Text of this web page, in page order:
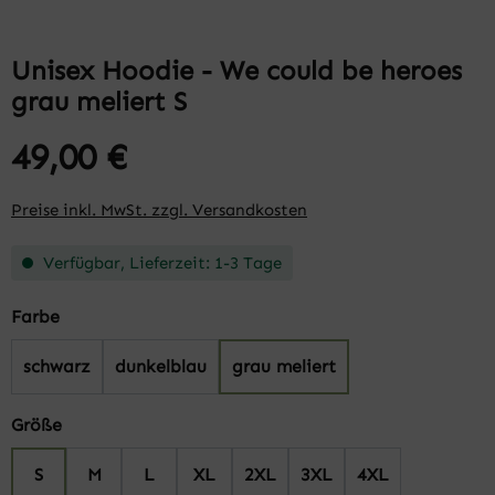
Unisex Hoodie - We could be heroes
grau meliert S
49,00 €
Preise inkl. MwSt. zzgl. Versandkosten
Verfügbar, Lieferzeit: 1-3 Tage
Farbeauswählen
schwarz dunkelblau grau meliert
Größeauswählen
S M L XL 2XL 3XL 4XL